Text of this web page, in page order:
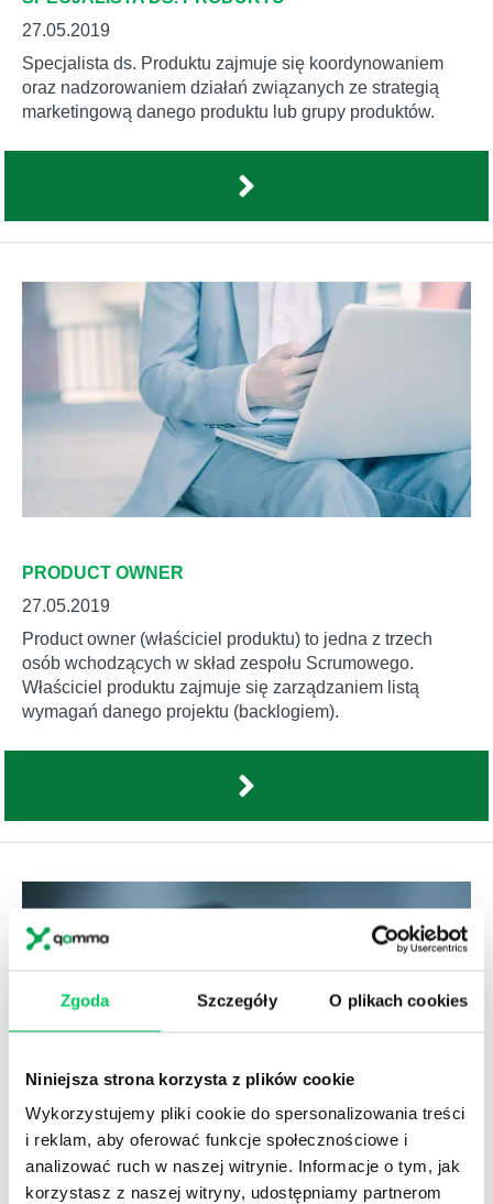
Zgoda Szczegóły O plikach cookies
Niniejsza strona korzysta z plików cookie
Wykorzystujemy pliki cookie do spersonalizowania treści
i reklam, aby oferować funkcje społecznościowe i
analizować ruch w naszej witrynie. Informacje o tym, jak
korzystasz z naszej witryny, udostępniamy partnerom
27.05.2019
Specjalista ds. Produktu zajmuje się koordynowaniem
oraz nadzorowaniem działań związanych ze strategią
marketingową danego produktu lub grupy produktów.
PRODUCT OWNER
27.05.2019
Product owner (właściciel produktu) to jedna z trzech
osób wchodzących w skład zespołu Scrumowego.
Właściciel produktu zajmuje się zarządzaniem listą
wymagań danego projektu (backlogiem).
SPECJALISTA DS. ANALIZ (ANALITYK RYNKU)